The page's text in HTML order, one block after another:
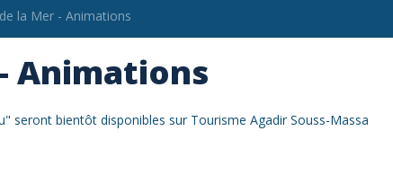
la Mer - Animations
Animations
seront bientôt disponibles sur Tourisme Agadir Souss-Massa